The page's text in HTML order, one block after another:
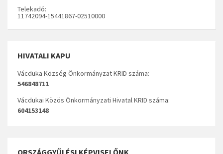
Telekadó:
11742094-15441867-02510000
HIVATALI KAPU
Vácduka Község Önkormányzat KRID száma:
546848711
Vácdukai Közös Önkormányzati Hivatal KRID száma:
604153148
ORSZÁGGYŰLÉSI KÉPVISELŐNK